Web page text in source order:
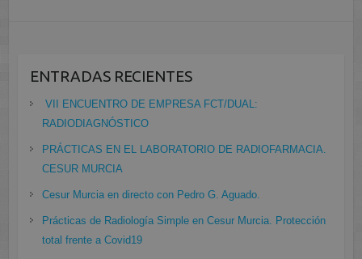
ENTRADAS RECIENTES
VII ENCUENTRO DE EMPRESA FCT/DUAL:
RADIODIAGNÓSTICO
PRÁCTICAS EN EL LABORATORIO DE RADIOFARMACIA.
CESUR MURCIA
Cesur Murcia en directo con Pedro G. Aguado.
Prácticas de Radiología Simple en Cesur Murcia. Protección
total frente a Covid19